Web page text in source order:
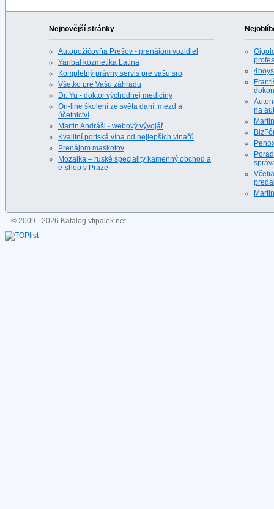
Nejnovější stránky
Autopožičovňa Prešov - prenájom vozidiel
Yanbal kozmetika Latina
Kompletný právny servis pre vašu sro
Všetko pre Vašu záhradu
Dr. Yu - doktor východnej medicíny
On-line školení ze světa daní, mezd a
účetnictví
Martin Andráši - webový vývojář
Kvalitní portská vína od nejlepších vinařů
Prenájom maskotov
Mozaika – ruské speciality kamenný obchod a
e-shop v Praze
na
© 2009 - 2026 Katalog.vtipalek.net